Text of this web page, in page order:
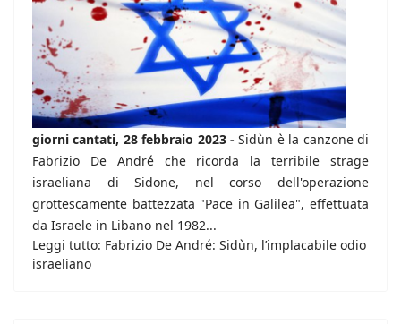
giorni cantati, 28 febbraio 2023 - Sidùn è la canzone di
Fabrizio De André che ricorda la terribile strage
israeliana di Sidone, nel corso dell'operazione
grottescamente battezzata "Pace in Galilea", effettuata
da Israele in Libano nel 1982...
Leggi tutto: Fabrizio De André: Sidùn, l’implacabile odio
israeliano